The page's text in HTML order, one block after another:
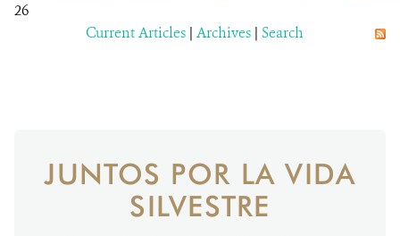
26
Current Articles | Archives | Search
JUNTOS POR LA VIDA
SILVESTRE